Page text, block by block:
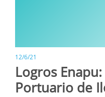
12/6/21
Logros
Portuario de